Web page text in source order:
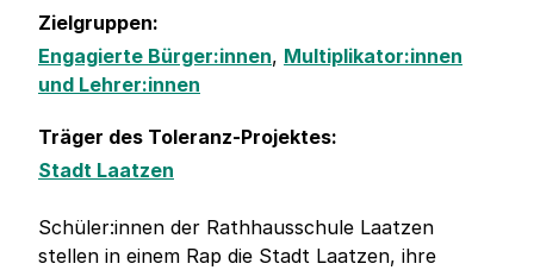
Zielgruppen:
Engagierte Bürger:innen, Multiplikator:innen
und Lehrer:innen
Träger des Toleranz-Projektes:
Stadt Laatzen
Schüler:innen der Rathhausschule Laatzen
stellen in einem Rap die Stadt Laatzen, ihre